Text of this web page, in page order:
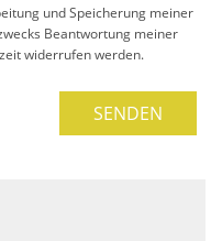
und Speicherung meiner
Beantwortung meiner
widerrufen werden.
SENDEN